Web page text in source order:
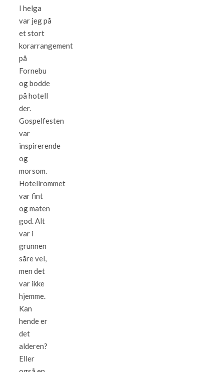
I helga
var jeg på
et stort
korarrangement
på
Fornebu
og bodde
på hotell
der.
Gospelfesten
var
inspirerende
og
morsom.
Hotellrommet
var fint
og maten
god. Alt
var i
grunnen
såre vel,
men det
var ikke
hjemme.
Kan
hende er
det
alderen?
Eller